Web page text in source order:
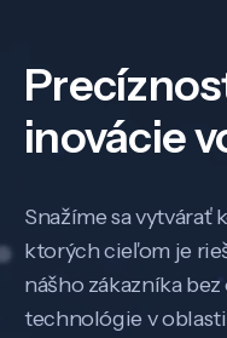
inovácie
Snažíme sa vytvárať
ktorých cieľom je
nášho zákazníka
technológie v